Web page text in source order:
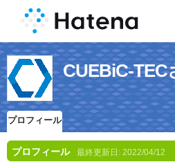
CUEBiC-
プロフィール
プロフィール 最終更新日: 2022/04/12